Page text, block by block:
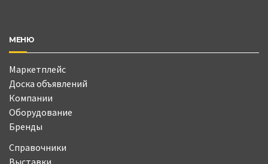
МЕНЮ
Маркетплейс
Доска объявлений
Компании
Оборудование
Бренды
Справочники
Выставки